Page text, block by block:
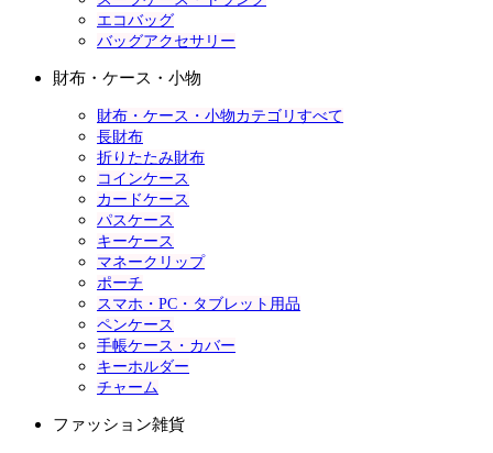
エコバッグ
バッグアクセサリー
財布・ケース・小物
財布・ケース・小物カテゴリすべて
長財布
折りたたみ財布
コインケース
カードケース
パスケース
キーケース
マネークリップ
ポーチ
スマホ・PC・タブレット用品
ペンケース
手帳ケース・カバー
キーホルダー
チャーム
ファッション雑貨